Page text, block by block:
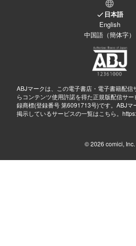
日本語
English
中国語（簡体字）
ABJマークは、この電子書店・電子書籍配信
らコンテンツ使用許諾を得た正規版配信サ
録商標(登録番号 第6091713号)です。ABJマ
掲示しているサービスの一覧はこちら。
© 2026 comici, Inc.